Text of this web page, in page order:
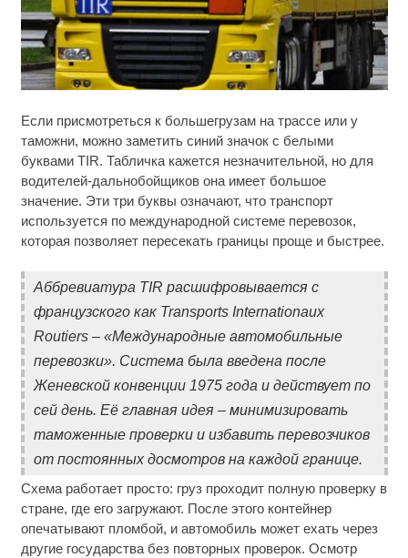
Если присмотреться к большегрузам на трассе или у
таможни, можно заметить синий значок с белыми
буквами TIR. Табличка кажется незначительной, но для
водителей-дальнобойщиков она имеет большое
значение. Эти три буквы означают, что транспорт
используется по международной системе перевозок,
которая позволяет пересекать границы проще и быстрее.
Аббревиатура TIR расшифровывается с
французского как Transports Internationaux
Routiers – «Международные автомобильные
перевозки». Система была введена после
Женевской конвенции 1975 года и действует по
сей день. Её главная идея – минимизировать
таможенные проверки и избавить перевозчиков
от постоянных досмотров на каждой границе.
Схема работает просто: груз проходит полную проверку в
стране, где его загружают. После этого контейнер
опечатывают пломбой, и автомобиль может ехать через
другие государства без повторных проверок. Осмотр
будете долго
Королева вагона отожгла! Видео не оставит
равнодушным
Ржу не переставая, это видео пересмотришь не